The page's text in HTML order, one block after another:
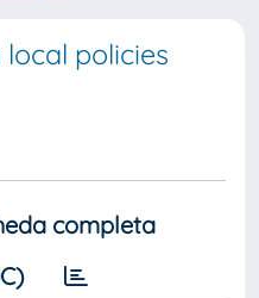
policies
completa